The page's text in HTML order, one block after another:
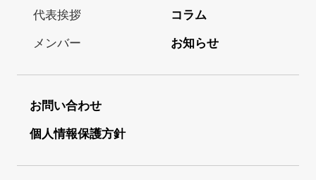
代表挨拶
メンバー
コラム
お知らせ
お問い合わせ
個人情報保護方針